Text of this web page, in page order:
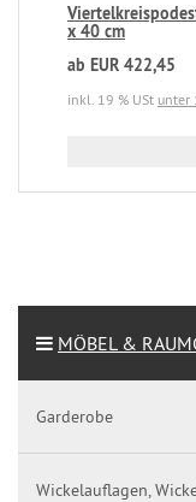
x 40 cm
ab EUR 422,45
inkl. 19 % USt unter
MÖBEL &
Garderobe
Wickelauflagen,